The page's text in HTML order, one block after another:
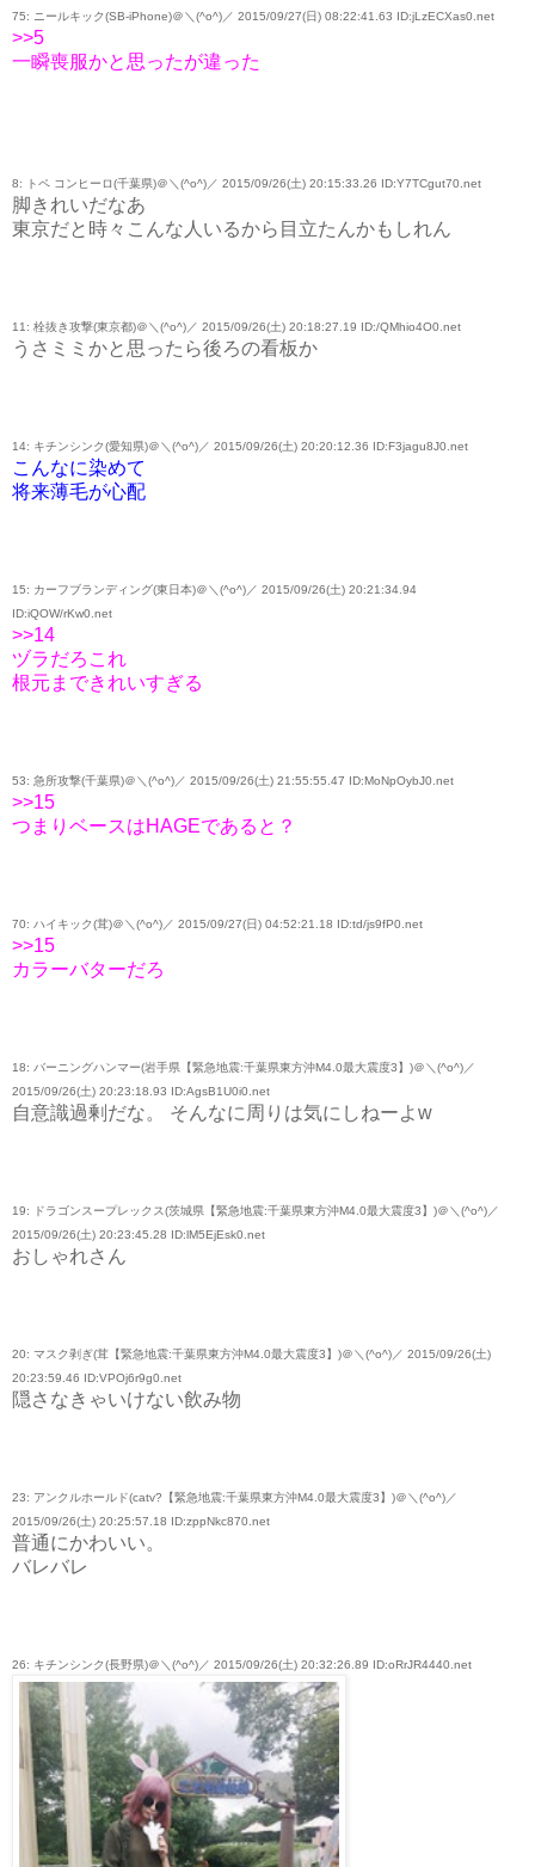
75: ニールキック(SB-iPhone)＠＼(^o^)／ 2015/09/27(日) 08:22:41.63 ID:jLzECXas0.net
>>5
一瞬喪服かと思ったが違った
8: トペ コンヒーロ(千葉県)＠＼(^o^)／ 2015/09/26(土) 20:15:33.26 ID:Y7TCgut70.net
脚きれいだなあ
東京だと時々こんな人いるから目立たんかもしれん
11: 栓抜き攻撃(東京都)＠＼(^o^)／ 2015/09/26(土) 20:18:27.19 ID:/QMhio4O0.net
うさミミかと思ったら後ろの看板か
14: キチンシンク(愛知県)＠＼(^o^)／ 2015/09/26(土) 20:20:12.36 ID:F3jagu8J0.net
こんなに染めて
将来薄毛が心配
15: カーフブランディング(東日本)＠＼(^o^)／ 2015/09/26(土) 20:21:34.94
ID:iQOW/rKw0.net
>>14
ヅラだろこれ
根元まできれいすぎる
53: 急所攻撃(千葉県)＠＼(^o^)／ 2015/09/26(土) 21:55:55.47 ID:MoNpOybJ0.net
>>15
つまりベースはHAGEであると？
70: ハイキック(茸)＠＼(^o^)／ 2015/09/27(日) 04:52:21.18 ID:td/js9fP0.net
>>15
カラーバターだろ
18: バーニングハンマー(岩手県【緊急地震:千葉県東方沖M4.0最大震度3】)＠＼(^o^)／
2015/09/26(土) 20:23:18.93 ID:AgsB1U0i0.net
自意識過剰だな。 そんなに周りは気にしねーよw
19: ドラゴンスープレックス(茨城県【緊急地震:千葉県東方沖M4.0最大震度3】)＠＼(^o^)／
2015/09/26(土) 20:23:45.28 ID:lM5EjEsk0.net
おしゃれさん
20: マスク剥ぎ(茸【緊急地震:千葉県東方沖M4.0最大震度3】)＠＼(^o^)／ 2015/09/26(土)
20:23:59.46 ID:VPOj6r9g0.net
隠さなきゃいけない飲み物
23: アンクルホールド(catv?【緊急地震:千葉県東方沖M4.0最大震度3】)＠＼(^o^)／
2015/09/26(土) 20:25:57.18 ID:zppNkc870.net
普通にかわいい。
バレバレ
26: キチンシンク(長野県)＠＼(^o^)／ 2015/09/26(土) 20:32:26.89 ID:oRrJR4440.net